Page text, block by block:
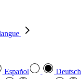
Español Deutsch